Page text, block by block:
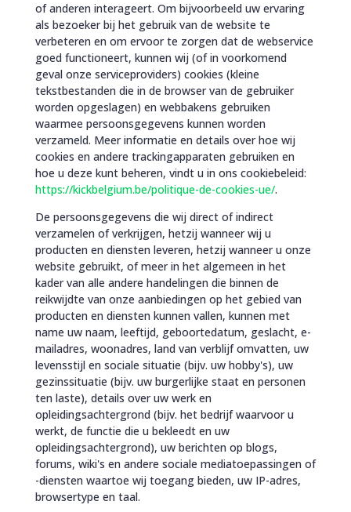
of anderen interageert. Om bijvoorbeeld uw ervaring
als bezoeker bij het gebruik van de website te
verbeteren en om ervoor te zorgen dat de webservice
goed functioneert, kunnen wij (of in voorkomend
geval onze serviceproviders) cookies (kleine
tekstbestanden die in de browser van de gebruiker
worden opgeslagen) en webbakens gebruiken
waarmee persoonsgegevens kunnen worden
verzameld. Meer informatie en details over hoe wij
cookies en andere trackingapparaten gebruiken en
hoe u deze kunt beheren, vindt u in ons cookiebeleid:
https://kickbelgium.be/politique-de-cookies-ue/.
De persoonsgegevens die wij direct of indirect
verzamelen of verkrijgen, hetzij wanneer wij u
producten en diensten leveren, hetzij wanneer u onze
website gebruikt, of meer in het algemeen in het
kader van alle andere handelingen die binnen de
reikwijdte van onze aanbiedingen op het gebied van
producten en diensten kunnen vallen, kunnen met
name uw naam, leeftijd, geboortedatum, geslacht, e-
mailadres, woonadres, land van verblijf omvatten, uw
levensstijl en sociale situatie (bijv. uw hobby's), uw
gezinssituatie (bijv. uw burgerlijke staat en personen
ten laste), details over uw werk en
opleidingsachtergrond (bijv. het bedrijf waarvoor u
werkt, de functie die u bekleedt en uw
opleidingsachtergrond), uw berichten op blogs,
forums, wiki's en andere sociale mediatoepassingen of
-diensten waartoe wij toegang bieden, uw IP-adres,
browsertype en taal.